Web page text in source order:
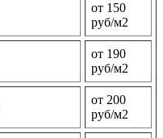
от 150
руб/м2
от 190
руб/м2
от 200
руб/м2